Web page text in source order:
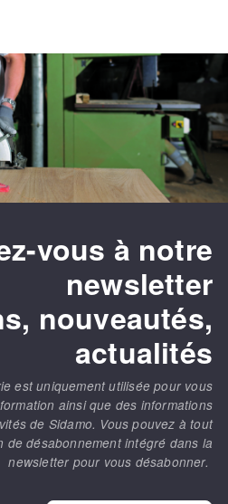
vous à notre
newsletter
nouveautés,
actualités
est uniquement utilisée pour vous
ainsi que des informations
de Sidamo. Vous pouvez à tout
de désabonnement intégré dans la
newsletter pour vous désabonner.